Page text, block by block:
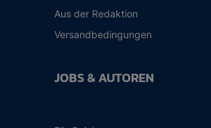
Aus der Redaktion
Versandbedingungen
JOBS & AUTOREN